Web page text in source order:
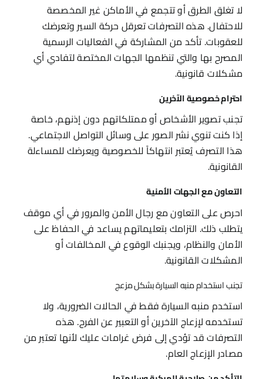
لا تغلق الطرق أو تتجمع في الأماكن غير المخصصة
للاحتفال. هذه التصرفات تعرقل حركة السير وتعرضك
للعقوبات. تأكد من المشاركة في الفعاليات الرسمية
المصرح بها والتي تنظمها الجهات المختصة لتفادي أي
مشكلات قانونية.
احترام خصوصية الآخرين
تجنب تصوير الأشخاص أو ممتلكاتهم دون إذنهم، خاصة
إذا كنت تنوي نشر الصور على وسائل التواصل الاجتماعي.
هذا التصرف يُعتبر انتهاكاً للخصوصية ويعرضك للمساءلة
القانونية.
التعاون مع الجهات الأمنية
احرص على التعاون مع رجال الأمن والمرور في أي موقف
يتطلب ذلك. التزامك بتعليماتهم يساعد في الحفاظ على
الأمان والنظام، ويجنبك الوقوع في المخالفات أو
المشكلات القانونية.
تجنب استخدام منبه السيارة بشكل مزعج
استخدم منبه السيارة فقط في الحالات الضرورية، ولا
تستخدمه لإزعاج الآخرين أو التعبير عن الفرح. هذه
التصرفات قد تؤدي إلى فرض غرامات عليك لأنها تعتبر من
مصادر الإزعاج العام.